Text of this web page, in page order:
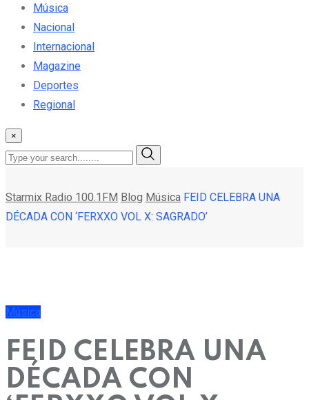
Música
Nacional
Internacional
Magazine
Deportes
Regional
×
Starmix Radio 100.1FM Blog Música FEID CELEBRA UNA
DÉCADA CON ‘FERXXO VOL X: SAGRADO’
Música
FEID CELEBRA UNA
DÉCADA CON